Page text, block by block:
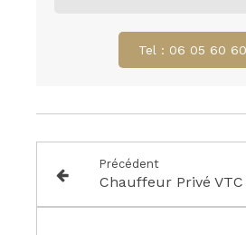
Tel : 06 05 60
Précédent